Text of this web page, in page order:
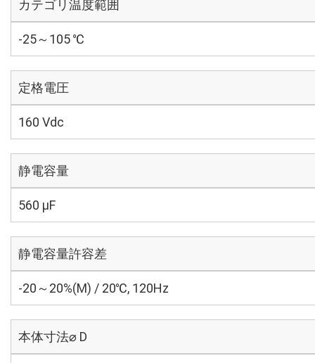
カテゴリ温度範囲
-25～105 ℃
定格電圧
160 Vdc
静電容量
560 µF
静電容量許容差
-20～20%(M) / 20℃, 120Hz
本体寸法⌀ D